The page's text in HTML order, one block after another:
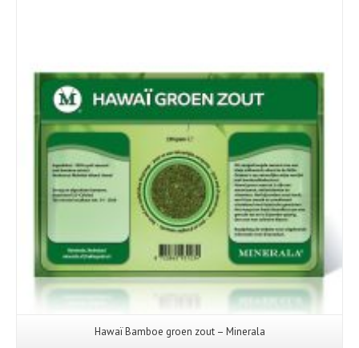
Hawaï Bamboe groen zout – Minerala